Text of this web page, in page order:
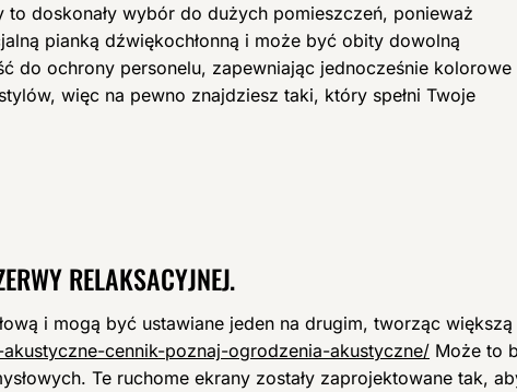
doskonały wybór do dużych pomieszczeń, ponieważ
pianką dźwiękochłonną i może być obity dowolną
do ochrony personelu, zapewniając jednocześnie kolorowe
więc na pewno znajdziesz taki, który spełni Twoje
RELAKSACYJNEJ.
i mogą być ustawiane jeden na drugim, tworząc większą
cennik-poznaj-ogrodzenia-akustyczne/ Może to
Te ruchome ekrany zostały zaprojektowane tak,